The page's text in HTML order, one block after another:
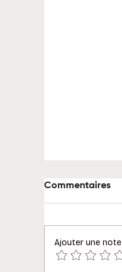
Commentaires
Ajouter une note